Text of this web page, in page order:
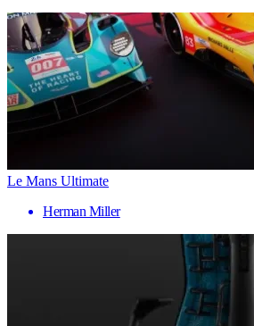
Le Mans Ultimate
Herman Miller